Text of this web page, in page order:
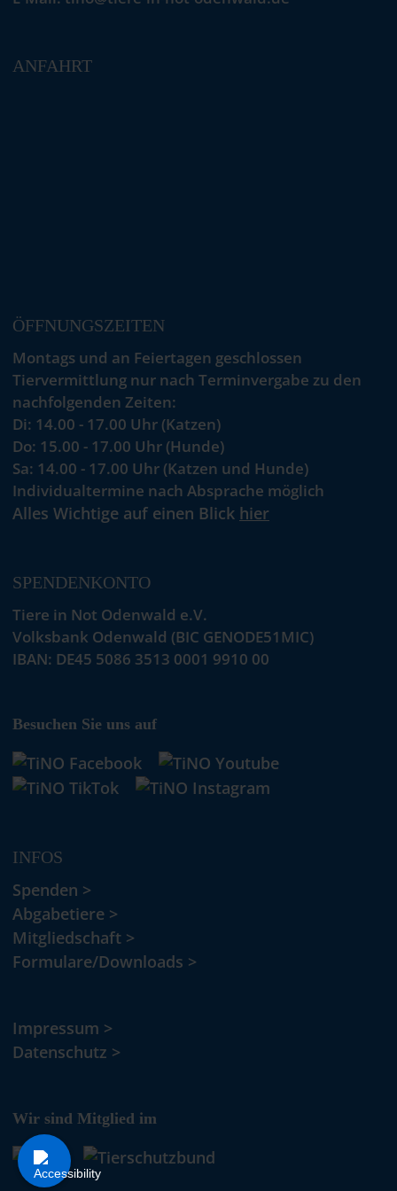
ANFAHRT
ÖFFNUNGSZEITEN
Montags und an Feiertagen geschlossen
Tiervermittlung nur nach Terminvergabe zu den
nachfolgenden Zeiten:
Di: 14.00 - 17.00 Uhr (Katzen)
Do: 15.00 - 17.00 Uhr (Hunde)
Sa: 14.00 - 17.00 Uhr (Katzen und Hunde)
Individualtermine nach Absprache möglich
Alles Wichtige auf einen Blick hier
SPENDENKONTO
Tiere in Not Odenwald e.V.
Volksbank Odenwald (BIC GENODE51MIC)
IBAN: DE45 5086 3513 0001 9910 00
Besuchen Sie uns auf
INFOS
Spenden >
Abgabetiere >
Mitgliedschaft >
Formulare/Downloads >
Impressum >
Datenschutz >
Wir sind Mitglied im